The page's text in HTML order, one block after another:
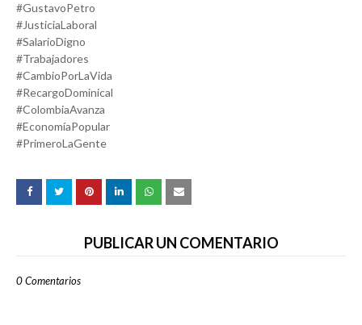
#GustavoPetro
#JusticiaLaboral
#SalarioDigno
#Trabajadores
#CambioPorLaVida
#RecargoDominical
#ColombiaAvanza
#EconomíaPopular
#PrimeroLaGente
PUBLICAR UN COMENTARIO
0 Comentarios